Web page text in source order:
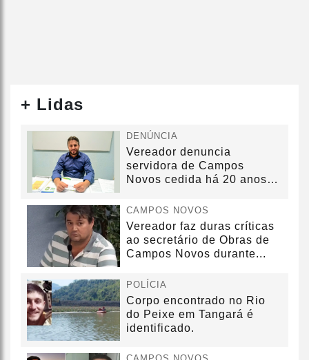
+ Lidas
DENÚNCIA
Vereador denuncia
servidora de Campos
Novos cedida há 20 anos
CAMPOS NOVOS
Vereador faz duras críticas
ao secretário de Obras de
Campos Novos durante...
POLÍCIA
Corpo encontrado no Rio
do Peixe em Tangará é
identificado.